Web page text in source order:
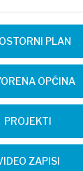
PLAN
OPĆINA
PROJEKTI
ZAPISI